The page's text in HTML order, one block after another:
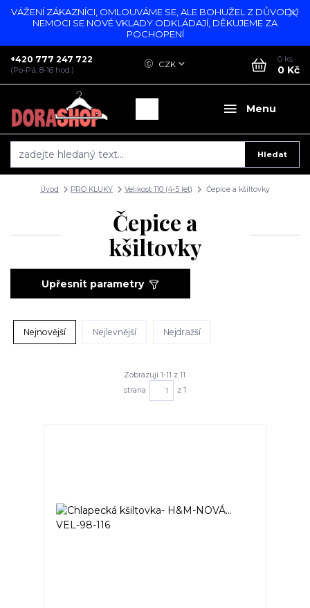
VÁŽENÍ ZÁKAZNÍCI, OMLOUVÁME SE, ALE BOHUŽEL Z DŮVODU
NEMOCI SE NOVÉ VKLADY ODKLÁDAJÍ, DĚKUJEME ZA
POCHOPENÍ
Menu
CZK
Hledat
+420 777 247 722
(Po-Pá, 8-16 hod.)
0 ks
0 Kč
Úvod PRO KLUKY Velikost 110 (4-5 let) Čepice a kšiltovky
Čepice a
kšiltovky
Upřesnit parametry
Nejnovější Nejlevnější Nejdražší
Zobrazuji 1-11 z 11
strana
z 1